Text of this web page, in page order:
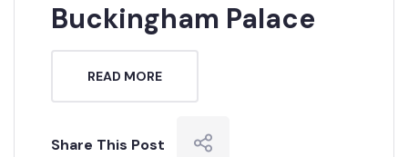
Buckingham Palace
READ MORE
Share This Post